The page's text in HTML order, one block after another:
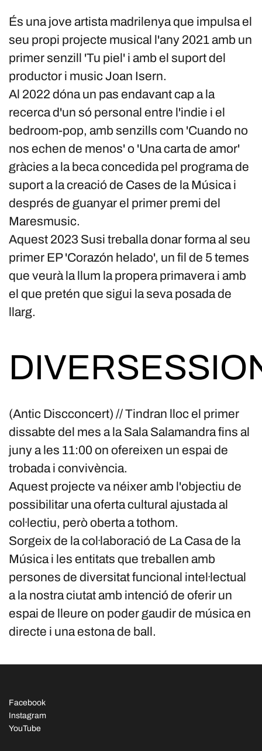
És una jove artista madrilenya que impulsa el
seu propi projecte musical l'any 2021 amb un
primer senzill 'Tu piel' i amb el suport del
productor i music Joan Isern.
Al 2022 dóna un pas endavant cap a la
recerca d'un só personal entre l'indie i el
bedroom-pop, amb senzills com 'Cuando no
nos echen de menos' o 'Una carta de amor'
gràcies a la beca concedida pel programa de
suport a la creació de Cases de la Música i
després de guanyar el primer premi del
Maresmusic.
Aquest 2023 Susi treballa donar forma al seu
primer EP 'Corazón helado', un fil de 5 temes
que veurà la llum la propera primavera i amb
el que pretén que sigui la seva posada de
llarg.
(Antic Discconcert) // Tindran lloc el primer
dissabte del mes a la Sala Salamandra fins al
juny a les 11:00 on ofereixen un espai de
trobada i convivència.
Aquest projecte va néixer amb l'objectiu de
possibilitar una oferta cultural ajustada al
col·lectiu, però oberta a tothom.
Sorgeix de la col·laboració de La Casa de la
Música i les entitats que treballen amb
persones de diversitat funcional intel·lectual
a la nostra ciutat amb intenció de oferir un
espai de lleure on poder gaudir de música en
directe i una estona de ball.
Facebook
Instagram
YouTube